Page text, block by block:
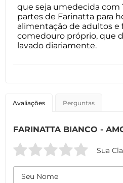
que seja umedecida com
partes de Farinatta para
alimentação de adultos e
comedouro próprio, que
lavado diariamente.
Avaliações Perguntas
FARINATTA BIANCO -
Sua